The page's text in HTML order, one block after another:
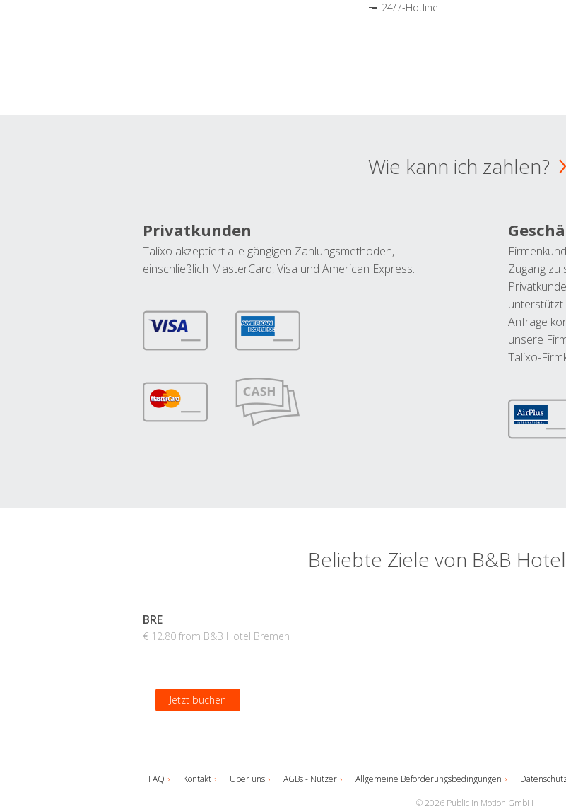
24/7-Hotline
Wie kann ich zahlen?
Privatkunden
Talixo akzeptiert alle gängigen Zahlungsmethoden,
einschließlich MasterCard, Visa und American Express.
Zugang zu
unterstützt
Anfrage
unsere
Talixo-
Beliebte Ziele von B&B
BRE
€ 12.80 from B&B Hotel Bremen
Jetzt buchen
FAQ Kontakt Über uns AGBs - Nutzer Allgemeine Beförderungsbedingungen
© 2026 Public in Motion GmbH